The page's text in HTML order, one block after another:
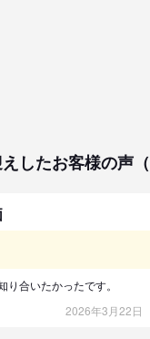
したお客様の声
合いたかったです。
2026年3月22日